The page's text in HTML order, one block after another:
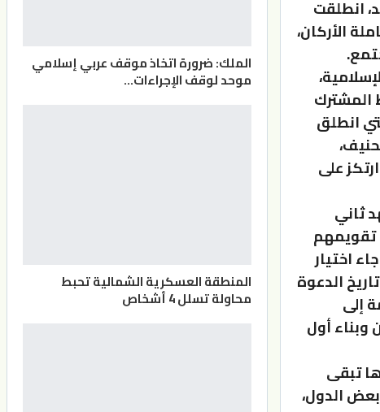
انطلقت
الأركان،
المشترك
انطلق
على
ثاني
تقويمهم
اختيار
الدعوة
إلى
وبناء أول
تبقى
الدول،
الملك: ضرورة اتخاذ موقف عربي إسلامي
موحد لوقف الإجراءات…
المنطقة العسكرية الشمالية تحبط
محاولة تسلل 4 أشخاص